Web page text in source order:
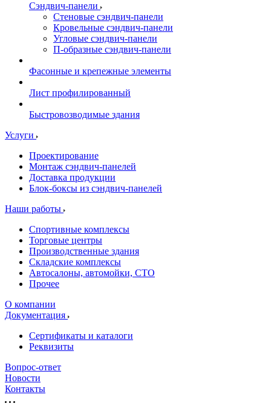
Сэндвич-панели
Стеновые сэндвич-панели
Кровельные сэндвич-панели
Угловые сэндвич-панели
П-образные сэндвич-панели
Фасонные и крепежные элементы
Лист профилированный
Быстровозводимые здания
Услуги
Проектирование
Монтаж сэндвич-панелей
Доставка продукции
Блок-боксы из сэндвич-панелей
Наши работы
Спортивные комплексы
Торговые центры
Производственные здания
Складские комплексы
Автосалоны, автомойки, СТО
Прочее
О компании
Документация
Сертификаты и каталоги
Реквизиты
Вопрос-ответ
Новости
Контакты